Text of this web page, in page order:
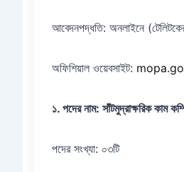
আবেদনপদ্ধতি: অনলাইনে
অফিশিয়াল ওয়েবসাইট:
১. পদের নাম: সাঁটমুদ্রাক্ষরিক কাম
পদের সংখ্যা: ০৩টি